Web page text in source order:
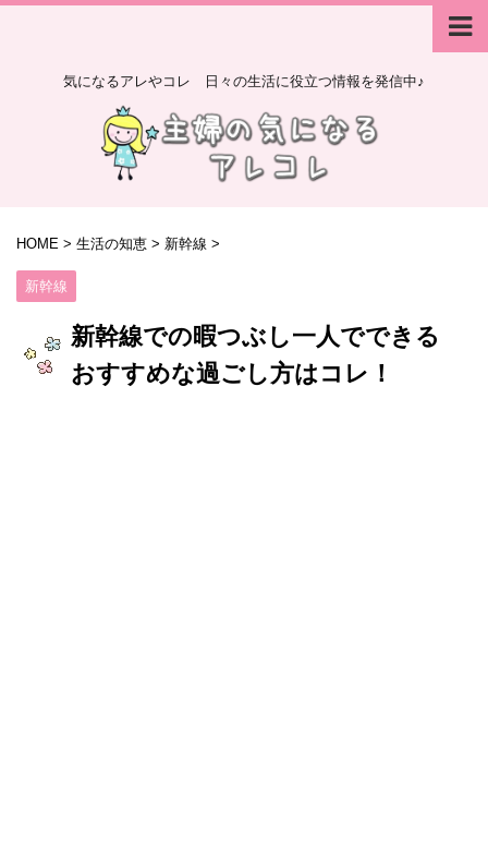
気になるアレやコレ 日々の生活に役立つ情報を発信中♪
HOME > 生活の知恵 > 新幹線 >
新幹線
新幹線での暇つぶし一人でできる
おすすめな過ごし方はコレ！